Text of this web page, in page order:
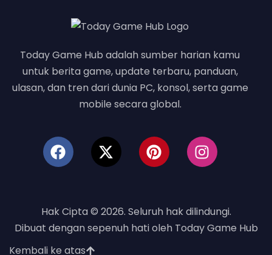
Today Game Hub adalah sumber harian kamu
untuk berita game, update terbaru, panduan,
ulasan, dan tren dari dunia PC, konsol, serta game
mobile secara global.
Hak Cipta © 2026. Seluruh hak dilindungi.
Dibuat dengan sepenuh hati oleh Today Game Hub
Kembali ke atas